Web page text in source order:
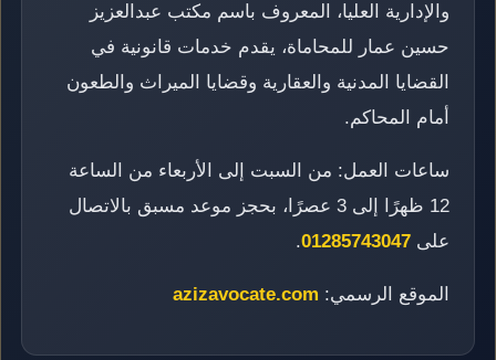
والإدارية العليا، المعروف باسم مكتب عبدالعزيز
حسين عمار للمحاماة، يقدم خدمات قانونية في
القضايا المدنية والعقارية وقضايا الميراث والطعون
أمام المحاكم.
ساعات العمل: من السبت إلى الأربعاء من الساعة
12 ظهرًا إلى 3 عصرًا، بحجز موعد مسبق بالاتصال
على 01285743047
.
الموقع الرسمي: azizavocate.com